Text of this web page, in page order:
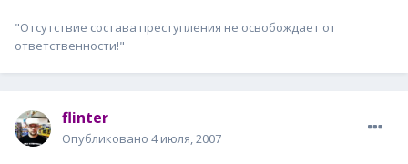
"Отсутствие состава преступления не освобождает от
ответственности!"
flinter
Опубликовано 4 июля, 2007